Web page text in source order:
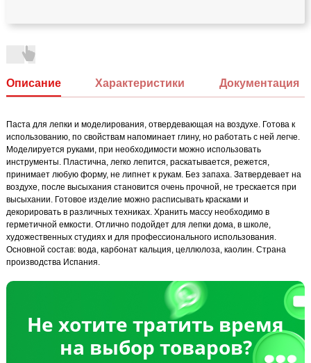
Описание Характеристики Документация
Паста для лепки и моделирования, отвердевающая на воздухе. Готова к
использованию, по свойствам напоминает глину, но работать с ней легче.
Моделируется руками, при необходимости можно использовать
инструменты. Пластична, легко лепится, раскатывается, режется,
принимает любую форму, не липнет к рукам. Без запаха. Затвердевает на
воздухе, после высыхания становится очень прочной, не трескается при
высыхании. Готовое изделие можно расписывать красками и
декорировать в различных техниках. Хранить массу необходимо в
герметичной емкости. Отлично подойдет для лепки дома, в школе,
художественных студиях и для профессионального использования.
Основной состав: вода, карбонат кальция, целлюлоза, каолин. Страна
производства Испания.
Не хотите тратить время
на выбор товаров?